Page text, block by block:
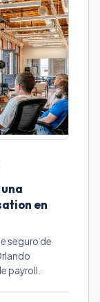
en
seguro de
payroll.